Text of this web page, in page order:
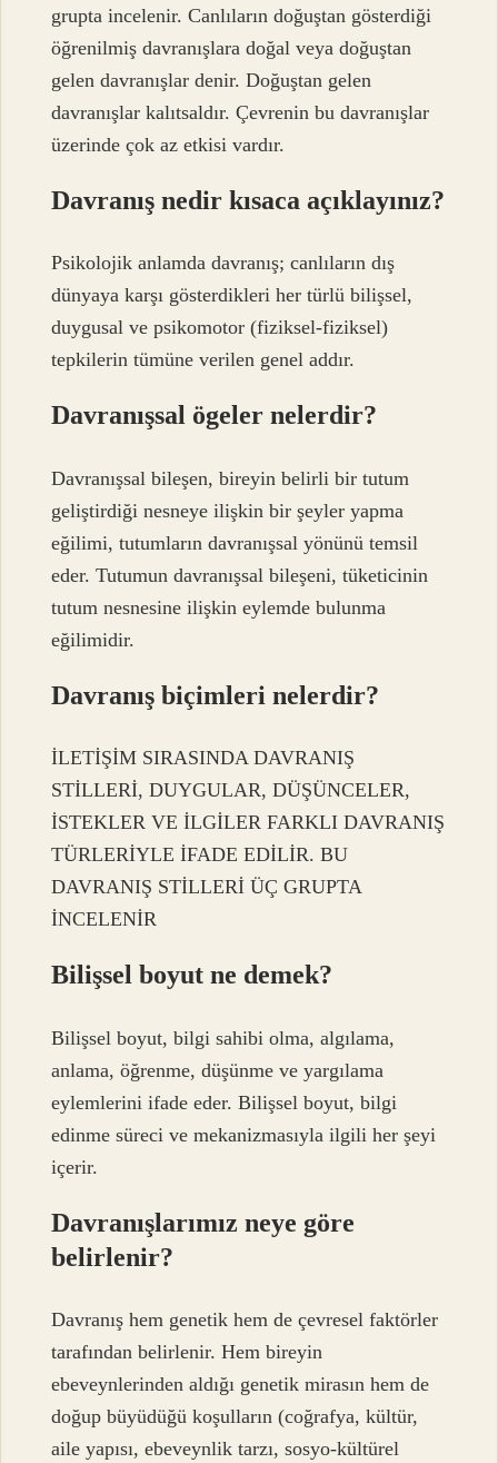
grupta incelenir. Canlıların doğuştan gösterdiği
öğrenilmiş davranışlara doğal veya doğuştan
gelen davranışlar denir. Doğuştan gelen
davranışlar kalıtsaldır. Çevrenin bu davranışlar
üzerinde çok az etkisi vardır.
Davranış nedir kısaca açıklayınız?
Psikolojik anlamda davranış; canlıların dış
dünyaya karşı gösterdikleri her türlü bilişsel,
duygusal ve psikomotor (fiziksel-fiziksel)
tepkilerin tümüne verilen genel addır.
Davranışsal ögeler nelerdir?
Davranışsal bileşen, bireyin belirli bir tutum
geliştirdiği nesneye ilişkin bir şeyler yapma
eğilimi, tutumların davranışsal yönünü temsil
eder. Tutumun davranışsal bileşeni, tüketicinin
tutum nesnesine ilişkin eylemde bulunma
eğilimidir.
Davranış biçimleri nelerdir?
İLETİŞİM SIRASINDA DAVRANIŞ
STİLLERİ, DUYGULAR, DÜŞÜNCELER,
İSTEKLER VE İLGİLER FARKLI DAVRANIŞ
TÜRLERİYLE İFADE EDİLİR. BU
DAVRANIŞ STİLLERİ ÜÇ GRUPTA
İNCELENİR
Bilişsel boyut ne demek?
Bilişsel boyut, bilgi sahibi olma, algılama,
anlama, öğrenme, düşünme ve yargılama
eylemlerini ifade eder. Bilişsel boyut, bilgi
edinme süreci ve mekanizmasıyla ilgili her şeyi
içerir.
Davranışlarımız neye göre
belirlenir?
Davranış hem genetik hem de çevresel faktörler
tarafından belirlenir. Hem bireyin
ebeveynlerinden aldığı genetik mirasın hem de
doğup büyüdüğü koşulların (coğrafya, kültür,
aile yapısı, ebeveynlik tarzı, sosyo-kültürel